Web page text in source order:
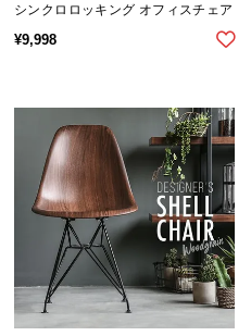
つ
会
員
規
つ
い
て
シンクロロッキング オフィスチェア
¥9,998